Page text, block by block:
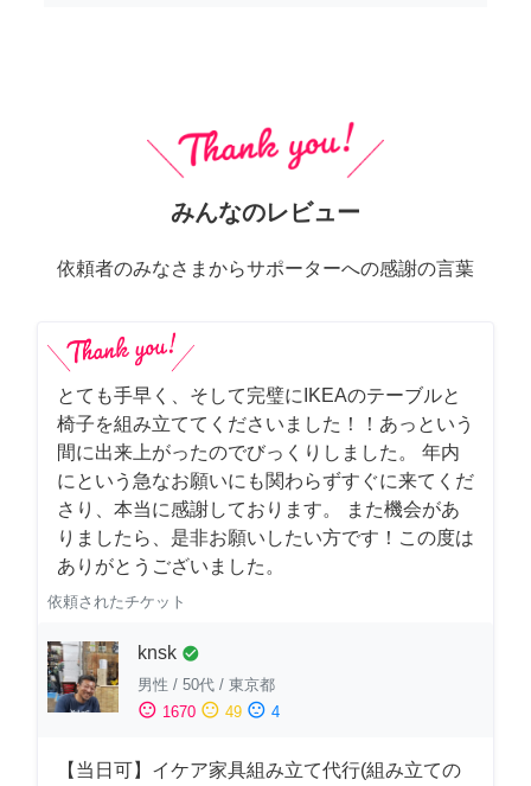
みんなのレビュー
依頼者のみなさまからサポーターへの感謝の言葉
とても手早く、そして完璧にIKEAのテーブルと
椅子を組み立ててくださいました！！あっという
間に出来上がったのでびっくりしました。 年内
にという急なお願いにも関わらずすぐに来てくだ
さり、本当に感謝しております。 また機会があ
りましたら、是非お願いしたい方です！この度は
ありがとうございました。
依頼されたチケット
knsk check_circle
男性 / 50代 / 東京都
sentiment_satisfied 1670 sentiment_neutral 49 sentiment_dissatisfied 4
【当日可】イケア家具組み立て代行(組み立ての